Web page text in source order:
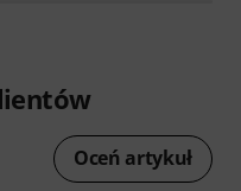
Oceń artykuł